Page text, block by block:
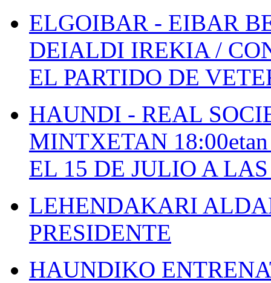
ELGOIBAR - EIBAR
DEIALDI IREKIA /
EL PARTIDO DE
HAUNDI - REAL
MINTXETAN
EL 15 DE JULIO A
LEHENDAKARI
PRESIDENTE
HAUNDIKO